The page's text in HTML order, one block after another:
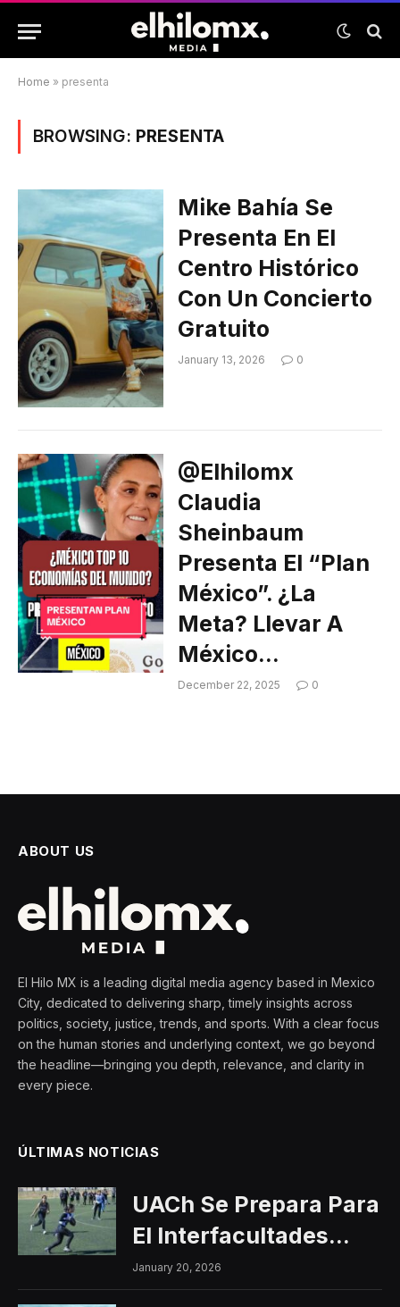
Home » presenta
BROWSING: PRESENTA
Mike Bahía Se
Presenta En El
Centro Histórico
Con Un Concierto
Gratuito
January 13, 2026 0
@elhilomx
Claudia
Sheinbaum
Presenta El “Plan
México”. ¿La
Meta? Llevar A
México…
December 22, 2025 0
ABOUT US
El Hilo MX is a leading digital media agency based in Mexico
City, dedicated to delivering sharp, timely insights across
politics, society, justice, trends, and sports. With a clear focus
on the human stories and underlying context, we go beyond
the headline—bringing you depth, relevance, and clarity in
every piece.
ÚLTIMAS NOTICIAS
UACh Se Prepara Para
El Interfacultades
2026
January 20, 2026